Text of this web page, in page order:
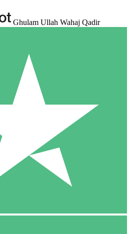
Ghulam Ullah Wahaj Qadir